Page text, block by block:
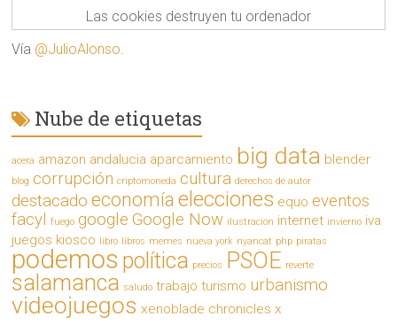
Las cookies destruyen tu ordenador
Vía @JulioAlonso.
Nube de etiquetas
acera amazon andalucia aparcamiento big data blender
blog corrupción criptomoneda cultura derechos de autor
destacado economía elecciones equo eventos
facyl
fuego google Google Now ilustración internet invierno iva
juegos kiosco libro libros memes nueva york nyancat php piratas
podemos política precios PSOE reverte
salamanca saludo trabajo turismo urbanismo
videojuegos xenoblade chronicles x